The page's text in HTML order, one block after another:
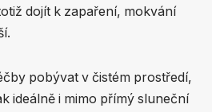
dojít k zapaření, mokvání
pobývat v čistém prostředí,
ideálně i mimo přímý sluneční